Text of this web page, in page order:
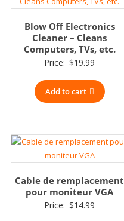
Blow Off Electronics
Cleaner – Cleans
Computers, TVs, etc.
Price: $19.99
Add to cart
Cable de remplacement
pour moniteur VGA
Price: $14.99